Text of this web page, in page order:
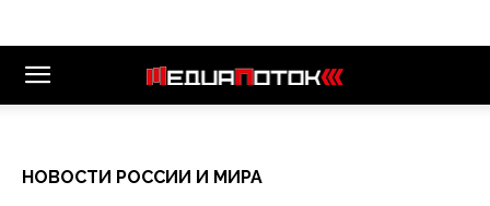
НОВОСТИ РОССИИ И МИРА